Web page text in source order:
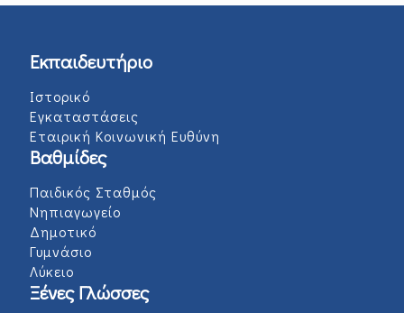
Εκπαιδευτήριο
Ιστορικό
Εγκαταστάσεις
Εταιρική Κοινωνική Ευθύνη
Βαθμίδες
Παιδικός Σταθμός
Νηπιαγωγείο
Δημοτικό
Γυμνάσιο
Λύκειο
Ξένες Γλώσσες